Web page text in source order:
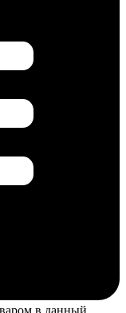
в данный